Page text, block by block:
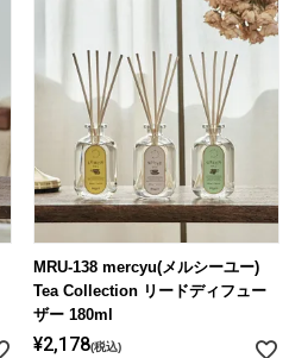
MRU-138 mercyu(メルシーユー)
Tea Collection リードディフュー
ザー 180ml
¥2,178 税込